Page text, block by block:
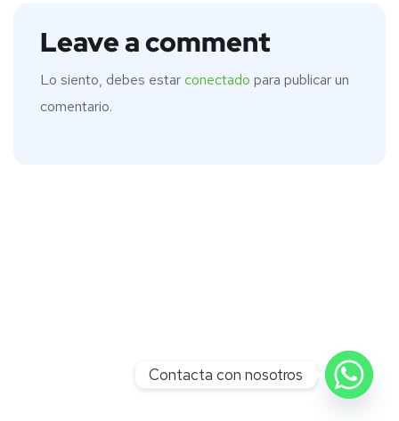
Leave a comment
Lo siento, debes estarconectado para publicar un
comentario.
Contacta con nosotros